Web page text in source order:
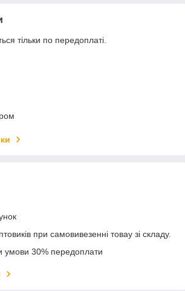
тільки по передоплаті.
при самовивезенні товау зі складу.
умови 30% передоплати